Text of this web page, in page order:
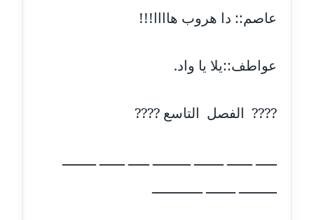
عاملة
عاملة
مدونة ايمان عماد
عاملة
عاصم:: دا هروب هاااا!!!
عواطف::يلا يا واد.
???? الفصل التاسع ????
ـــــ ــــــ ـــــــ ـــــــــ ـــــ ــــــ ــــــــ
ـــــــــ ـــــــ ــــــــــــ